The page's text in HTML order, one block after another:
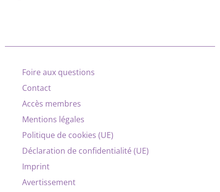
Foire aux questions
Contact
Accès membres
Mentions légales
Politique de cookies (UE)
Déclaration de confidentialité (UE)
Imprint
Avertissement